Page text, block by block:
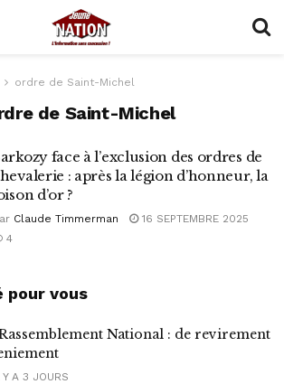
ordre de Saint-Michel
de Saint-Michel
face à l’exclusion des ordres de
: après la légion d’honneur, la
d’or ?
Claude Timmerman
16 SEPTEMBRE 2025
4
pour vous
National : de revirement
A 3 JOURS